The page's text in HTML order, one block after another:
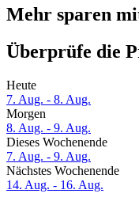
Mehr sparen
Überprüfe die
Heute
7. Aug. - 8. Aug.
Morgen
8. Aug. - 9. Aug.
Dieses Wochenende
7. Aug. - 9. Aug.
Nächstes Wochenende
14. Aug. - 16. Aug.